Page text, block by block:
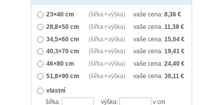
23×40 cm (šířka × výška) vaše cena: 8,36 €
28,8×50 cm
(šířka × výška) vaše cena: 11,38 €
34,5×60 cm
(šířka × výška) vaše cena: 15,04 €
40,3×70 cm
(šířka × výška) vaše cena: 19,41 €
46×80 cm
(šířka × výška) vaše cena: 24,40 €
51,8×90 cm
(šířka × výška) vaše cena: 30,11 €
vlastní
šířka:
výška:
v cm